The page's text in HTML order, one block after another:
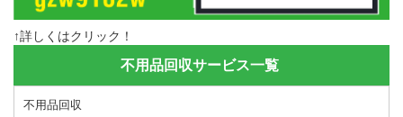
↑詳しくはクリック！
不用品回収サービス一覧
不用品回収